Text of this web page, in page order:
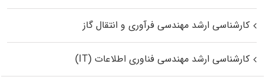
کارشناسی ارشد مهندسی فرآوری و انتقال گاز
کارشناسی ارشد مهندسی فناوری اطلاعات (IT)